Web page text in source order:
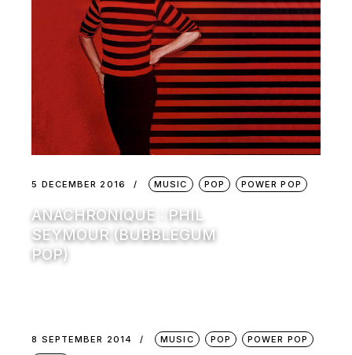
5 DECEMBER 2016 MUSIC POP POWER POP
ANACHRONIQUE : PHIL
SEYMOUR (BUBBLEGUM
POP)
8 SEPTEMBER 2014 MUSIC POP
POWER POP